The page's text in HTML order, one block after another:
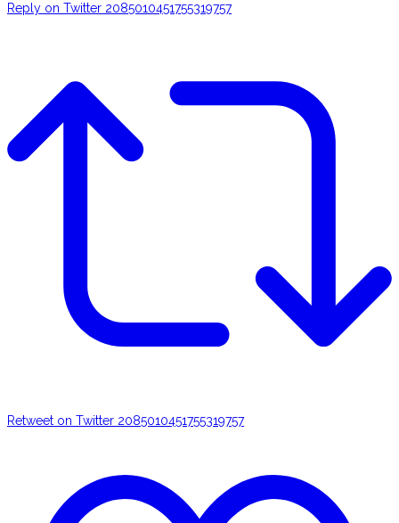
Reply on Twitter 2085010451755319757
Retweet on Twitter 2085010451755319757